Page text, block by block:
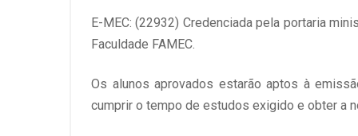
E-MEC: (22932) Credenciada pela portaria
Faculdade FAMEC.
Os alunos aprovados estarão aptos à
cumprir o tempo de estudos exigido e obter a